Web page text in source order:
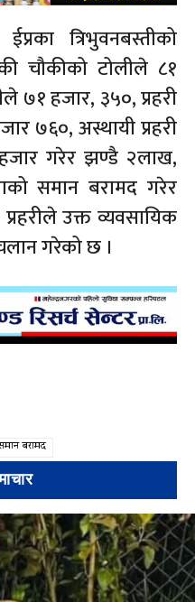
त्रिभुवनबस्तीको
चौकीको टोलीले ८१
७१ हजार, ३५०, प्रहरी
७६०, अस्थायी प्रहरी
गरेर झण्डै २लाख,
समान बरामद गरेर
उक्त व्यवसायिक
गरेको छ ।
बरामद